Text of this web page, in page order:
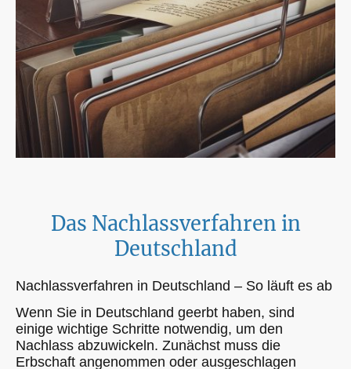
Das Nachlassverfahren in
Deutschland
Nachlassverfahren in Deutschland – So läuft es ab
Wenn Sie in Deutschland geerbt haben, sind
einige wichtige Schritte notwendig, um den
Nachlass abzuwickeln. Zunächst muss die
Erbschaft angenommen oder ausgeschlagen